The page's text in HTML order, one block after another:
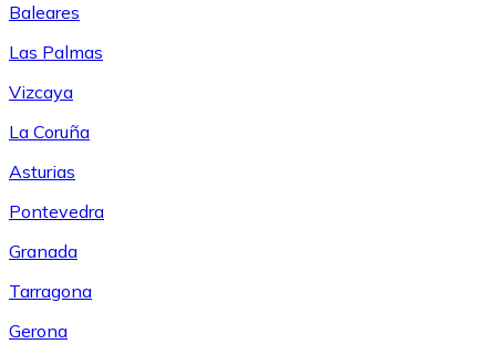
Baleares
Las Palmas
Vizcaya
La Coruña
Asturias
Pontevedra
Granada
Tarragona
Gerona